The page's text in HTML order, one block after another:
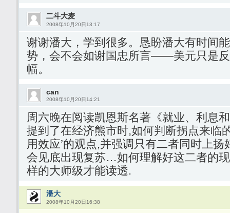
二斗大麦
2008年10月20日13:17
谢谢潘大，学到很多。恳盼潘大有时间
势，会不会如谢国忠所言——美元只是
幅。
can
2008年10月20日14:21
周六晚在阅读凯恩斯名著《就业、利息
提到了在经济熊市时,如何判断拐点来临
用效应’的观点,并强调只有二者同时上
会见底出现复苏…如何理解好这二者的
样的大师级才能读透.
潘大
2008年10月20日16:38